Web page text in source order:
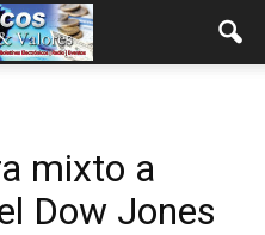
mixto a
Dow Jones